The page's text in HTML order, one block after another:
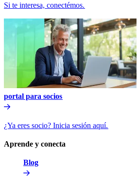
Si te interesa, conectémos.​​
portal para socios​​
¿Ya eres socio? Inicia sesión aquí.​​
Aprende y conecta​​
Blog​​